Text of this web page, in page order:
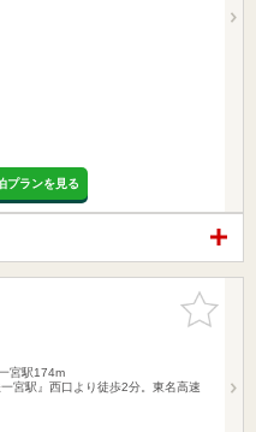
プランを見る
お気に入
りに追加
宮駅174m
一宮駅』西口より徒歩2分。東名高速